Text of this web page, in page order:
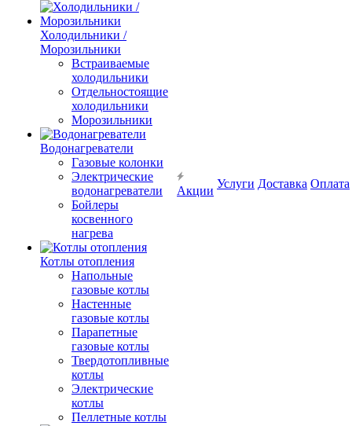
Холодильники /
Морозильники
Встраиваемые
холодильники
Отдельностоящие
холодильники
Морозильники
Водонагреватели
Газовые колонки
Электрические
водонагреватели
Бойлеры
косвенного
нагрева
Котлы отопления
Напольные
газовые котлы
Настенные
газовые котлы
Парапетные
газовые котлы
Твердотопливные
котлы
Электрические
котлы
Пеллетные котлы
Акции
Услуги Доставка Оплата